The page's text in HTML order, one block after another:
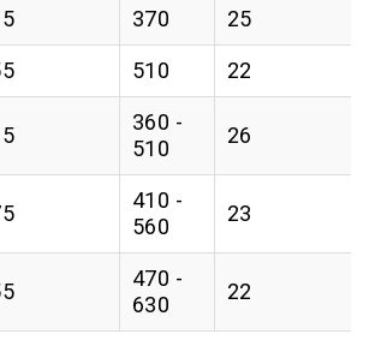
370 25
510 22
360 -
510
26
410 -
560
23
470 -
630
22